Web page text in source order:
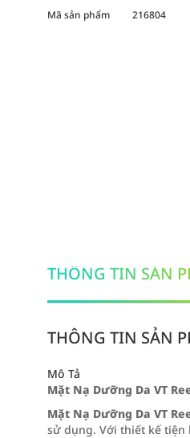
Mã sản phẩm 216804
THÔNG TIN SẢN
THÔNG TIN SẢN
Mô Tả
Mặt Nạ Dưỡng Da VT
Mặt Nạ Dưỡng Da VT
sử dụng. Với thiết kế tiện